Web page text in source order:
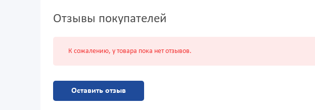
Отзывы покупателей
К сожалению, у товара пока нет отзывов.
Оставить отзыв